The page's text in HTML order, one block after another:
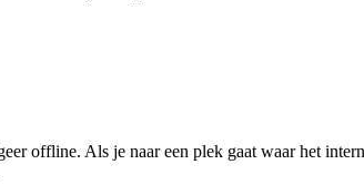
offline. Als je naar een plek gaat waar het